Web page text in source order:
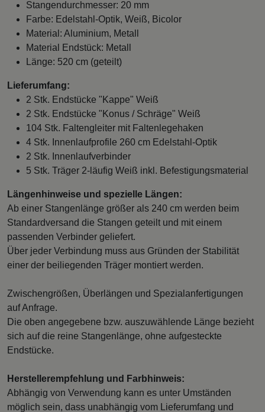
Stangendurchmesser: 20 mm
Farbe: Edelstahl-Optik, Weiß, Bicolor
Material: Aluminium, Metall
Material Endstück: Metall
Länge: 520 cm (geteilt)
Lieferumfang:
2 Stk. Endstücke "Kappe" Weiß
2 Stk. Endstücke "Konus / Schräge" Weiß
104 Stk. Faltengleiter mit Faltenlegehaken
4 Stk. Innenlaufprofile 260 cm Edelstahl-Optik
2 Stk. Innenlaufverbinder
5 Stk. Träger 2-läufig Weiß inkl. Befestigungsmaterial
Längenhinweise und spezielle Längen:
Ab einer Stangenlänge größer als 240 cm werden beim
Standardversand die Stangen geteilt und mit einem
passenden Verbinder geliefert.
Über jeder Verbindung muss aus Gründen der Stabilität
einer der beiliegenden Träger montiert werden.
Zwischengrößen, Überlängen und Spezialanfertigungen
auf Anfrage.
Die oben angegebene bzw. auszuwählende Länge bezieht
sich auf die reine Stangenlänge, ohne aufgesteckte
Endstücke.
Herstellerempfehlung und Farbhinweis:
Abhängig von Verwendung kann es unter Umständen
möglich sein, dass unabhängig vom Lieferumfang und